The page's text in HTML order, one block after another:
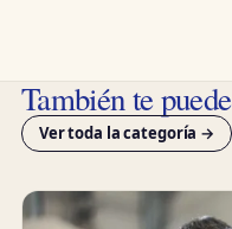
También te puede
Ver toda la categoría →